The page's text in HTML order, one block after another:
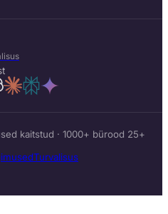
kaitstud · 1000+ bürood 25+
Turvalisus